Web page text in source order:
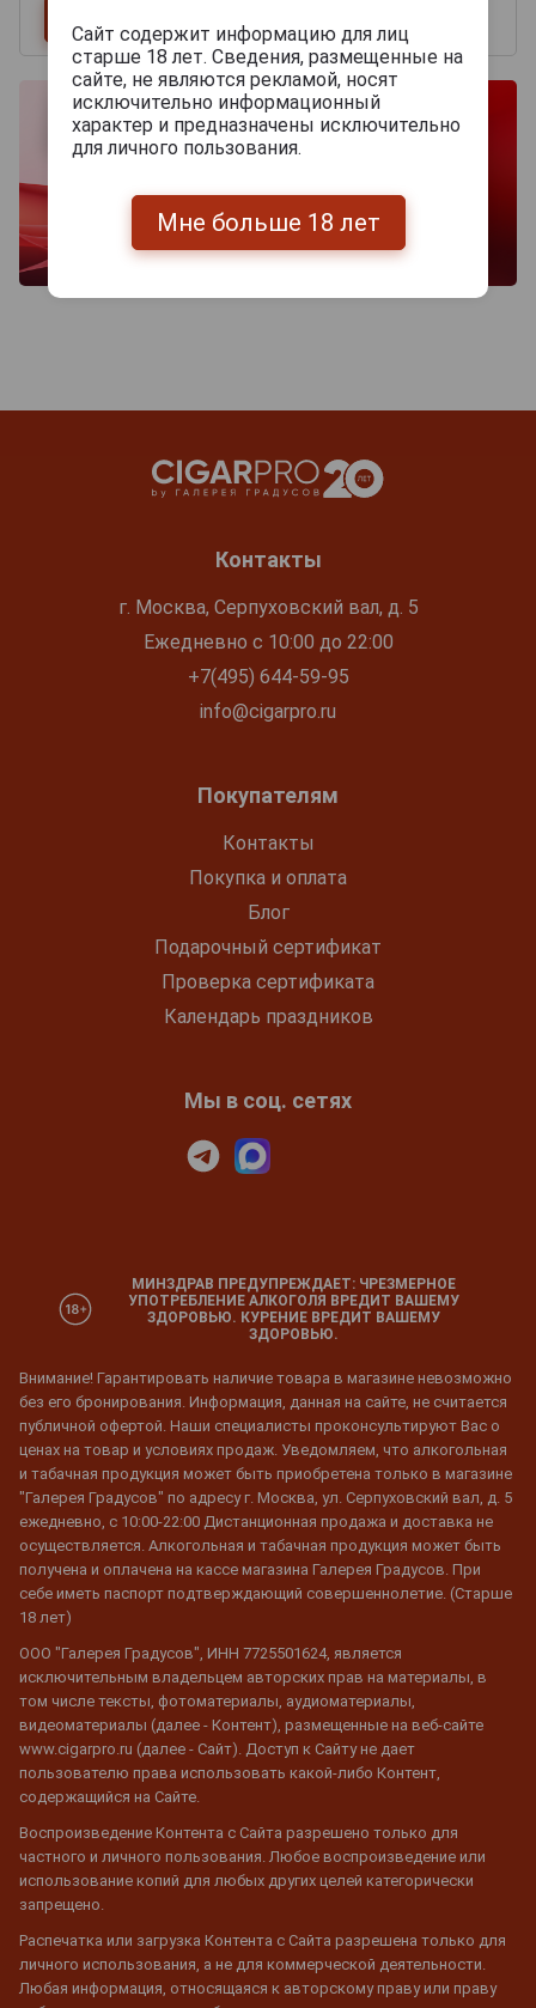
Контакты
г. Москва, Серпуховский вал, д. 5
Ежедневно с 10:00 до 22:00
+7(495) 644-59-95
info@cigarpro.ru
Покупателям
Контакты
Покупка и оплата
Блог
Подарочный сертификат
Проверка сертификата
Календарь праздников
Мы в соц. сетях
МИНЗДРАВ ПРЕДУПРЕЖДАЕТ: ЧРЕЗМЕРНОЕ
УПОТРЕБЛЕНИЕ АЛКОГОЛЯ ВРЕДИТ ВАШЕМУ
ЗДОРОВЬЮ. КУРЕНИЕ ВРЕДИТ ВАШЕМУ
ЗДОРОВЬЮ.
Внимание! Гарантировать наличие товара в магазине невозможно
без его бронирования. Информация, данная на сайте, не считается
публичной офертой. Наши специалисты проконсультируют Вас о
ценах на товар и условиях продаж. Уведомляем, что алкогольная
и табачная продукция может быть приобретена только в магазине
"Галерея Градусов" по адресу г. Москва, ул. Серпуховский вал, д. 5
ежедневно, с 10:00-22:00 Дистанционная продажа и доставка не
осуществляется. Алкогольная и табачная продукция может быть
получена и оплачена на кассе магазина Галерея Градусов. При
себе иметь паспорт подтверждающий совершеннолетие. (Старше
18 лет)
ООО "Галерея Градусов", ИНН 7725501624, является
исключительным владельцем авторских прав на материалы, в
том числе тексты, фотоматериалы, аудиоматериалы,
видеоматериалы (далее - Контент), размещенные на веб-сайте
www.cigarpro.ru (далее - Сайт). Доступ к Сайту не дает
пользователю права использовать какой-либо Контент,
содержащийся на Сайте.
Воспроизведение Контента с Сайта разрешено только для
частного и личного пользования. Любое воспроизведение или
использование копий для любых других целей категорически
запрещено.
Распечатка или загрузка Контента с Сайта разрешена только для
личного использования, а не для коммерческой деятельности.
Любая информация, относящаяся к авторскому праву или праву
Сайт содержит информацию для лиц
старше 18 лет. Сведения, размещенные на
сайте, не являются рекламой, носят
исключительно информационный
характер и предназначены исключительно
для личного пользования.
Мне больше 18 лет